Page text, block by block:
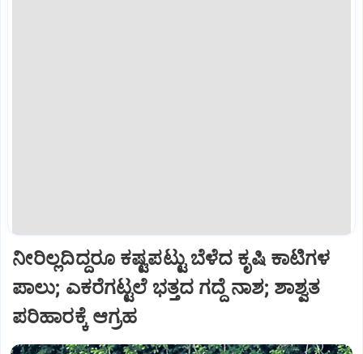
ನೀರಿಲ್ಲದಿದ್ದರೂ ಕಷ್ಟಪಟ್ಟು ಬೆಳೆದ ಕೃಷಿ ಕಾಟಿಗಳ
ಪಾಲು; ಎಕರೆಗಟ್ಟಲೆ ಭತ್ತದ ಗದ್ದೆ ನಾಶ; ಶಾಶ್ವತ
ಪರಿಹಾರಕ್ಕೆ ಆಗ್ರಹ